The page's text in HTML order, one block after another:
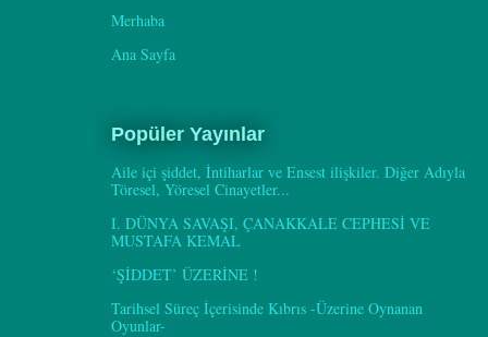
Merhaba
Ana Sayfa
Popüler Yayınlar
Aile içi şiddet, İntiharlar ve Ensest ilişkiler. Diğer Adıyla
Töresel, Yöresel Cinayetler...
I. DÜNYA SAVAŞI, ÇANAKKALE CEPHESİ VE
MUSTAFA KEMAL
‘ŞİDDET’ ÜZERİNE !
Tarihsel Süreç İçerisinde Kıbrıs -Üzerine Oynanan
Oyunlar-